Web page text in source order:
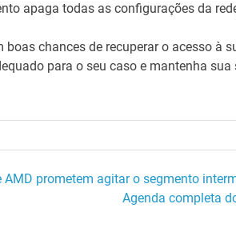
apaga todas as configurações da
boas chances de recuperar o acesso à
para o seu caso e mantenha
AMD prometem agitar o segmento
Agenda completa